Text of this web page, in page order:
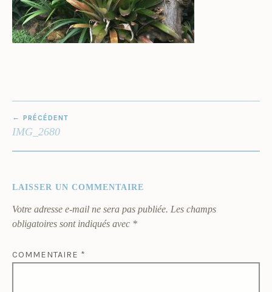
NAVIGATION
DE
L’ARTICLE
PRÉCÉDENT
IMG_2680
LAISSER UN COMMENTAIRE
Votre adresse e-mail ne sera pas publiée. Les champs
obligatoires sont indiqués avec *
COMMENTAIRE *